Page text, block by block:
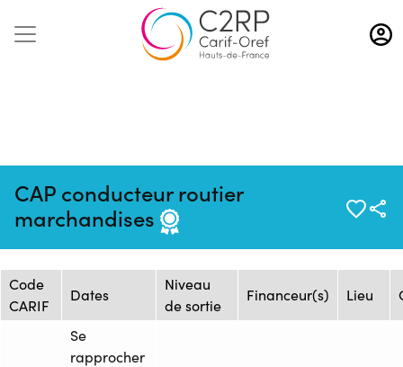
Aller
au
contenu
CAP conducteur routier
marchandises
08/12/2023
2346401F
Session de formation
Code
CARIF
Dates
Niveau
de sortie
Financeur(s) Lieu
Se
rapprocher